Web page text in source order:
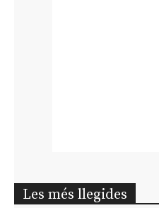
Les més llegides